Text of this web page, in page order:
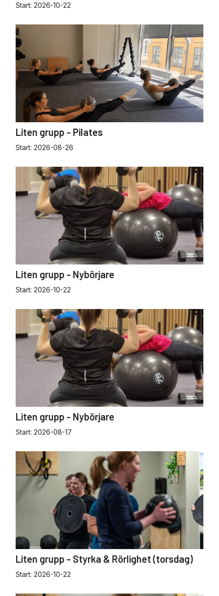
Start: 2026-10-22
Liten grupp - Pilates
Start: 2026-08-26
Liten grupp - Nybörjare
Start: 2026-10-22
Liten grupp - Nybörjare
Start: 2026-08-17
Liten grupp - Styrka & Rörlighet (torsdag)
Start: 2026-10-22